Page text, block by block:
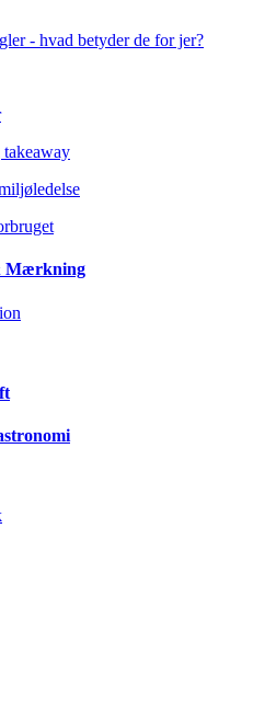
- hvad betyder de for jer?
Mærkning